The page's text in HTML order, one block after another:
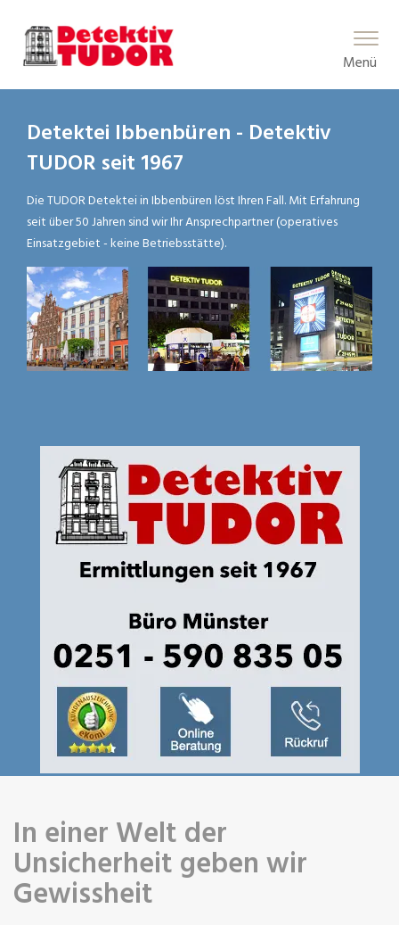
Main Menu
Menü
Detektei Ibbenbüren - Detektiv
TUDOR seit 1967
Die TUDOR Detektei in Ibbenbüren löst Ihren Fall. Mit Erfahrung
seit über 50 Jahren sind wir Ihr Ansprechpartner (operatives
Einsatzgebiet - keine Betriebsstätte).
In einer Welt der
Unsicherheit geben wir
Gewissheit